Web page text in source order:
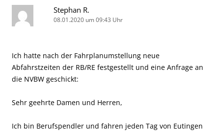
Stephan R.
08.01.2020 um 09:43 Uhr
Ich hatte nach der Fahrplanumstellung neue
Abfahrstzeiten der RB/RE festgestellt und eine Anfrage an
die NVBW geschickt:
Sehr geehrte Damen und Herren,
Ich bin Berufspendler und fahren jeden Tag von Eutingen